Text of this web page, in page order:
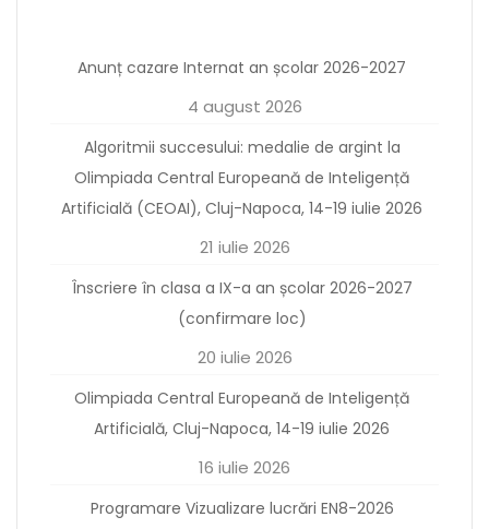
Anunț cazare Internat an școlar 2026-2027
4 august 2026
Algoritmii succesului: medalie de argint la
Olimpiada Central Europeană de Inteligență
Artificială (CEOAI), Cluj-Napoca, 14-19 iulie 2026
21 iulie 2026
Înscriere în clasa a IX-a an școlar 2026-2027
(confirmare loc)
20 iulie 2026
Olimpiada Central Europeană de Inteligență
Artificială, Cluj-Napoca, 14-19 iulie 2026
16 iulie 2026
Programare Vizualizare lucrări EN8-2026